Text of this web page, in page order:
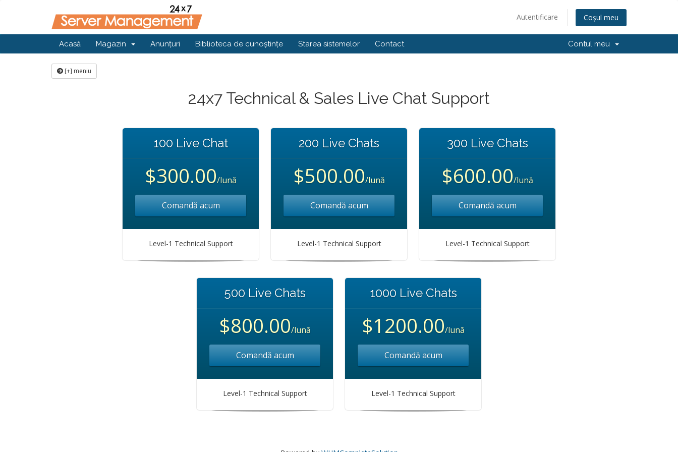
Autentificare Coșul meu
Acasă Magazin Anunțuri Biblioteca de cunoștințe Starea sistemelor Contact Contul meu
[+] meniu
24x7 Technical & Sales Live Chat Support
100 Live Chat
$300.00/lună
Comandă acum
Level-1 Technical Support
200 Live Chats
$500.00/lună
Comandă acum
Level-1 Technical Support
300 Live Chats
$600.00/lună
Comandă acum
Level-1 Technical Support
500 Live Chats
$800.00/lună
Comandă acum
Level-1 Technical Support
1000 Live Chats
$1200.00/lună
Comandă acum
Level-1 Technical Support